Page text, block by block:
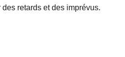
retards et des imprévus.